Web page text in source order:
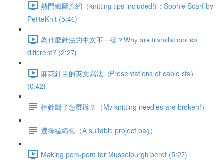
熱門織圖介紹（knitting tips included!)：Sophie Scarf by
PetiteKnit (5:46)
為什麼針法的中文不一樣？Why are translations so
different? (2:27)
麻花針目的英文寫法（Presentations of cable sts）
(0:42)
棒針斷了怎麼辦？（My knitting needles are broken!）
選擇編織包（A suitable project bag）
Making pom-pom for Musselburgh beret (5:27)